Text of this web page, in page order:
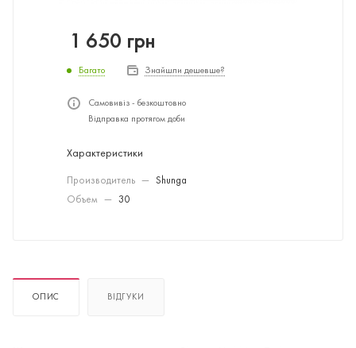
1 650 грн
Багато Знайшли дешевше?
Самовивіз - безкоштовно
Відправка протягом доби
Характеристики
Производитель —
Shunga
Объем
— 30
ОПИС ВІДГУКИ